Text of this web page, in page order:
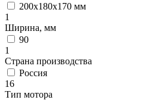
200х180х170 мм
1
Ширина, мм
90
1
Страна производства
Россия
16
Тип мотора